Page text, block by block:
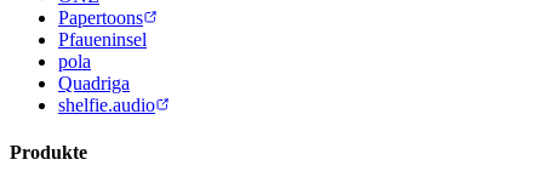
Papertoons
Pfaueninsel
pola
Quadriga
shelfie.audio
Produkte